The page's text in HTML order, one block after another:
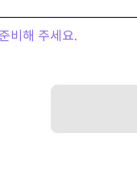
비해 주세요.